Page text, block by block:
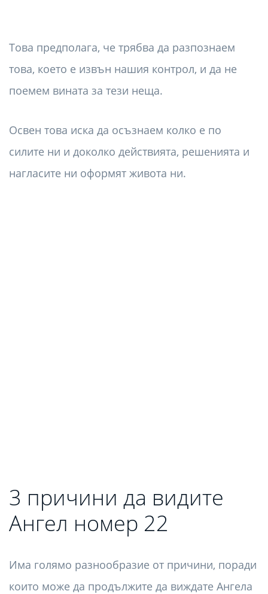
Това предполага, че трябва да разпознаем
това, което е извън нашия контрол, и да не
поемем вината за тези неща.
Освен това иска да осъзнаем колко е по
силите ни и доколко действията, решенията и
нагласите ни оформят живота ни.
3 причини да видите
Ангел номер 22
Има голямо разнообразие от причини, поради
които може да продължите да виждате Ангела